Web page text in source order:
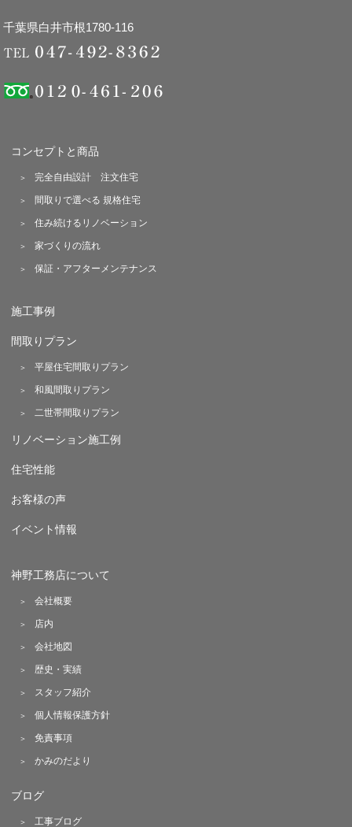
千葉県白井市根1780-116
コンセプトと商品
完全自由設計 注文住宅
間取りで選べる 規格住宅
住み続けるリノベーション
家づくりの流れ
保証・アフターメンテナンス
施工事例
間取りプラン
平屋住宅間取りプラン
和風間取りプラン
二世帯間取りプラン
リノベーション施工例
住宅性能
お客様の声
イベント情報
神野工務店について
会社概要
店内
会社地図
歴史・実績
スタッフ紹介
個人情報保護方針
免責事項
かみのだより
ブログ
工事ブログ